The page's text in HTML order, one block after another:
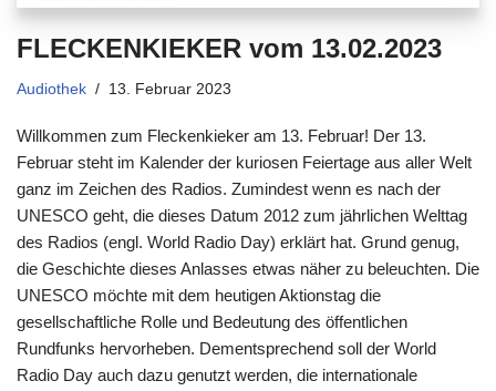
FLECKENKIEKER vom 13.02.2023
Audiothek 13. Februar 2023
Willkommen zum Fleckenkieker am 13. Februar! Der 13.
Februar steht im Kalender der kuriosen Feiertage aus aller Welt
ganz im Zeichen des Radios. Zumindest wenn es nach der
UNESCO geht, die dieses Datum 2012 zum jährlichen Welttag
des Radios (engl. World Radio Day) erklärt hat. Grund genug,
die Geschichte dieses Anlasses etwas näher zu beleuchten. Die
UNESCO möchte mit dem heutigen Aktionstag die
gesellschaftliche Rolle und Bedeutung des öffentlichen
Rundfunks hervorheben. Dementsprechend soll der World
Radio Day auch dazu genutzt werden, die internationale